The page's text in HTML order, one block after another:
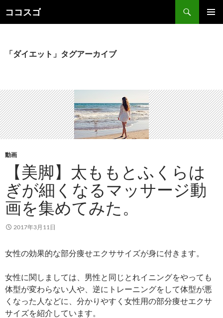
ココスゴ
索
ン
キ
ッ
プ
「ダイエット」タグアーカイブ
動画
【美脚】太ももとふくらは
ぎが細くなるマッサージ動
画を集めてみた。
2017年3月11日
女性の効果的な部分痩せエクササイズが身に付きます。
女性に関しましては、男性と同じとれイニングをやっても
体型が変わらない人や、逆にトレーニングをして体型が悪
くなった人などに、分かりやすく女性用の部分痩せエクサ
サイズを紹介しています。